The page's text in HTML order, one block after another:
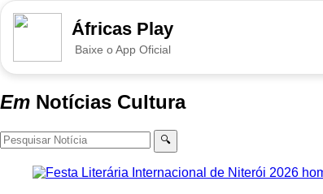
Áfricas Play
Baixe o App Oficial
Em Notícias Cultura
🔍